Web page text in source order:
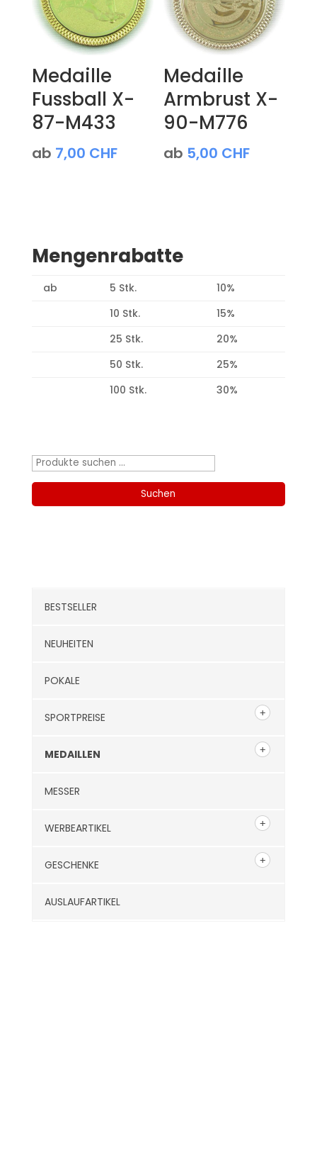
Medaille
Fussball X-
87-M433
ab 7,00 CHF
Medaille
Armbrust X-
90-M776
ab 5,00 CHF
Mengenrabatte
ab 5 Stk.
10%
10 Stk.
15%
25 Stk.
20%
50 Stk.
25%
100 Stk.
30%
Suchen
Suchen
BESTSELLER
NEUHEITEN
POKALE
SPORTPREISE
MEDAILLEN
MESSER
WERBEARTIKEL
GESCHENKE
AUSLAUFARTIKEL